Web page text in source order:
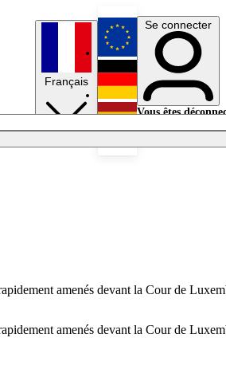
Français
English
Deutsch
Se connecter
Vous êtes
amenés devant la Cour de
amenés devant la Cour de